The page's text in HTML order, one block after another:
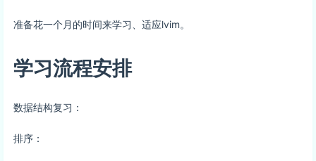
准备花一个月的时间来学习、适应lvim。
学习流程安排
数据结构复习：
排序：